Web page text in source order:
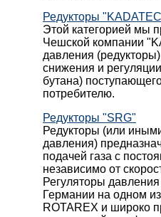
Редукторы
Этой категорией мы
Чешской компании
давления
снижения и
бутана)
потребителю.
Редукторы "SRG"
Редукторы (или
давления)
подачей газа с
независимо от
Регуляторы
Германии на одном
ROTAREX и широко